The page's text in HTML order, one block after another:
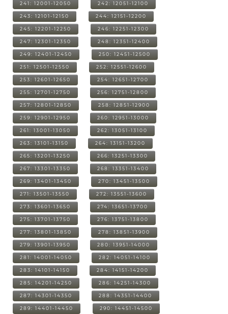
241: 12001-12050 242: 12051-12100
243: 12101-12150 244: 12151-12200
245: 12201-12250 246: 12251-12300
247: 12301-12350 248: 12351-12400
249: 12401-12450 250: 12451-12500
251: 12501-12550 252: 12551-12600
253: 12601-12650 254: 12651-12700
255: 12701-12750 256: 12751-12800
257: 12801-12850 258: 12851-12900
259: 12901-12950 260: 12951-13000
261: 13001-13050 262: 13051-13100
263: 13101-13150 264: 13151-13200
265: 13201-13250 266: 13251-13300
267: 13301-13350 268: 13351-13400
269: 13401-13450 270: 13451-13500
271: 13501-13550 272: 13551-13600
273: 13601-13650 274: 13651-13700
275: 13701-13750 276: 13751-13800
277: 13801-13850 278: 13851-13900
279: 13901-13950 280: 13951-14000
281: 14001-14050 282: 14051-14100
283: 14101-14150 284: 14151-14200
285: 14201-14250 286: 14251-14300
287: 14301-14350 288: 14351-14400
289: 14401-14450 290: 14451-14500